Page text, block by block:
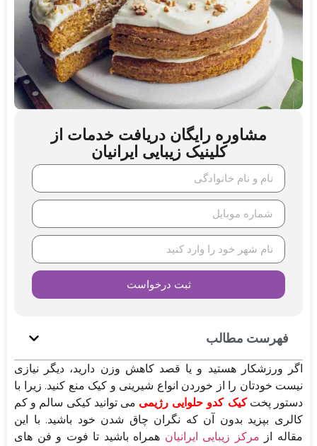
مشاوره رایگان دریافت خدمات از
کلینیک زیبایی ایرانیان
ثبت درخواست
فهرست مطالب
اگر ورزشکار هستید و یا قصد کاهش وزن دارید، دیگر نیازی
نیست خودتان را از خوردن انواع شیرینی و کیک منع کنید. زیرا با
دستور پختکیک کدو حلوایی رژیمی می توانید کیکی سالم و کم
کالری بپزید بدون آن که نگران چاق شدن خود باشید. با این
مقاله از مرکز زیبایی ایرانیان همراه باشید تا فوت و فن های